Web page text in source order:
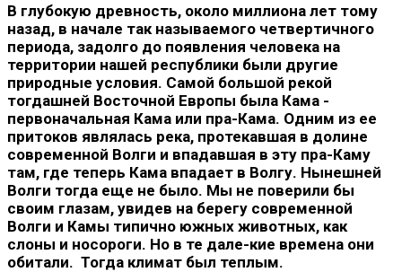
В глубокую древность, около миллиона лет тому
назад, в начале так называемого четвертичного
периода, задолго до появ­ления человека на
территории нашей республики были другие
природные условия. Самой большой рекой
тогдашней Восточной Европы была Кама -
первоначальная Кама или пра-Кама. Одним из ее
притоков являлась река, протекавшая в долине
современной Волги и впадавшая в эту пра-Каму
там, где теперь Кама впадает в Волгу. Нынешней
Волги тогда еще не было. Мы не поверили бы
своим глазам, увидев на берегу современной
Волги и Камы типично южных животных, как
слоны и носороги. Но в те дале-кие времена они
обитали. Тогда климат был теплым.